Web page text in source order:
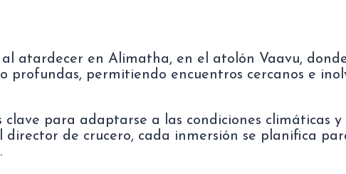
atardecer en Alimatha, en el atolón Vaavu,
profundas, permitiendo encuentros cercanos e
para adaptarse a las condiciones climáticas y
de crucero, cada inmersión se planifica